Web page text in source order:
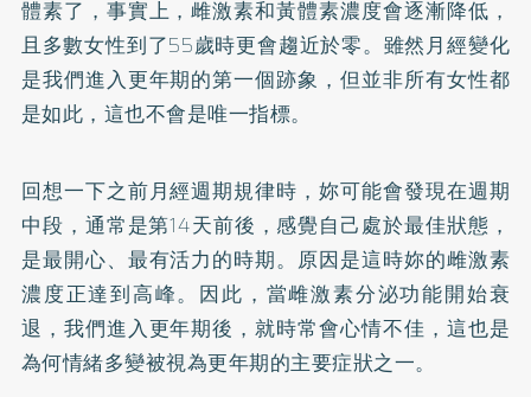
體素了，事實上，雌激素和黃體素濃度會逐漸降低，
且多數女性到了55歲時更會趨近於零。雖然月經變化
是我們進入更年期的第一個跡象，但並非所有女性都
是如此，這也不會是唯一指標。
回想一下之前月經週期規律時，妳可能會發現在週期
中段，通常是第14天前後，感覺自己處於最佳狀態，
是最開心、最有活力的時期。原因是這時妳的雌激素
濃度正達到高峰。因此，當雌激素分泌功能開始衰
退，我們進入更年期後，就時常會心情不佳，這也是
為何情緒多變被視為更年期的主要症狀之一。